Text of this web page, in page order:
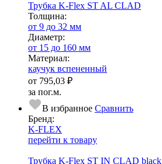
Трубка K-Flex ST AL CLAD
Тол­щи­на:
от 9 до 32 мм
Диаметр:
от 15 до 160 мм
Ма­­те­­ри­­ал:
каучук вспененный
от 795,03 ₽
за пог.м.
В избранное Сравнить
Бренд:
K-FLEX
перейти к товару
Трубка K-Flex ST IN CLAD black